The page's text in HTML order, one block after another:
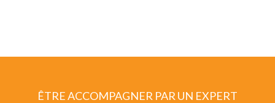
ÊTRE ACCOMPAGNER PAR UN EXPERT